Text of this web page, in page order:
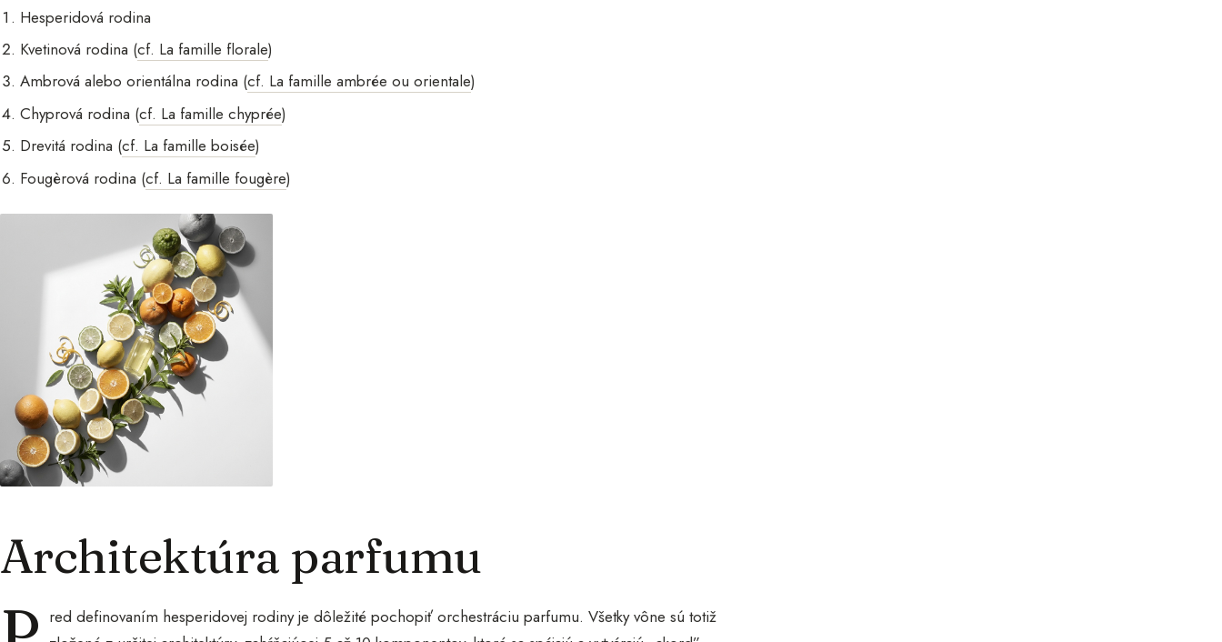
Hesperidová rodina
Kvetinová rodina (cf. La famille florale)
Ambrová alebo orientálna rodina (cf. La famille ambrée ou orientale)
Chyprová rodina (cf. La famille chyprée)
Drevitá rodina (cf. La famille boisée)
Fougèrová rodina (cf. La famille fougère)
Architektúra parfumu
red definovaním hesperidovej rodiny je dôležité pochopiť orchestráciu parfumu. Všetky vône sú totiž